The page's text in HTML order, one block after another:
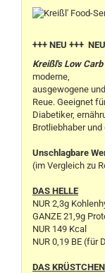
+++ NEU +++
Kreißl's Low
moderne,
ausgewogene
Reue. Geeignet
Diabetiker,
Brotliebhaber und
Unschlagbare
(im Vergleich zu
DAS HELLE
NUR 2,3g
GANZE 21,9g
NUR 149 Kcal
NUR 0,19 BE (für
DAS KRÜSTCHEN